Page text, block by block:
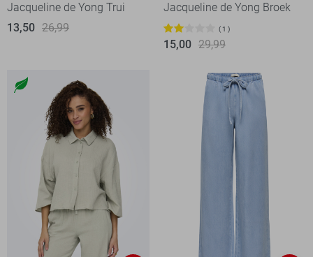
Jacqueline de Yong Trui
13,50 26,99
Jacqueline de Yong Broek
1
15,00 29,99